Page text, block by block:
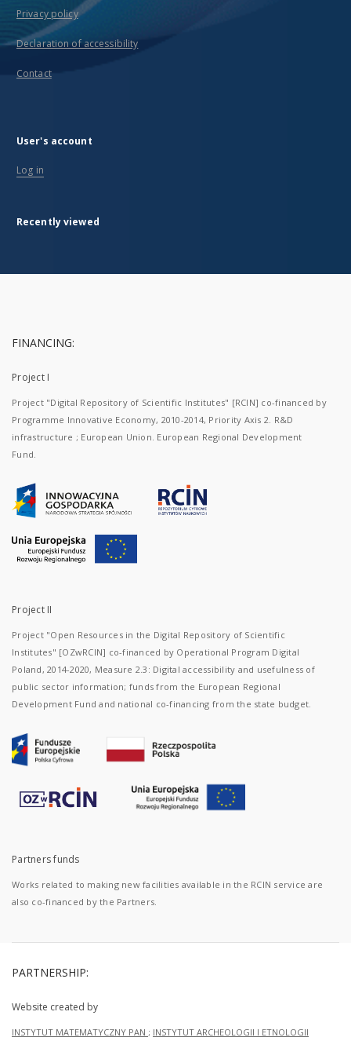
Privacy policy
Declaration of accessibility
Contact
User's account
Log in
Recently viewed
FINANCING:
Project I
Project "Digital Repository of Scientific Institutes" [RCIN] co-financed by
Programme Innovative Economy, 2010-2014, Priority Axis 2. R&D
infrastructure ; European Union. European Regional Development
Fund.
Project II
Project "Open Resources in the Digital Repository of Scientific
Institutes" [OZwRCIN] co-financed by Operational Program Digital
Poland, 2014-2020, Measure 2.3: Digital accessibility and usefulness of
public sector information; funds from the European Regional
Development Fund and national co-financing from the state budget.
Partners funds
Works related to making new facilities available in the RCIN service are
also co-financed by the Partners.
PARTNERSHIP:
Website created by
INSTYTUT MATEMATYCZNY PAN ; INSTYTUT ARCHEOLOGII I ETNOLOGII